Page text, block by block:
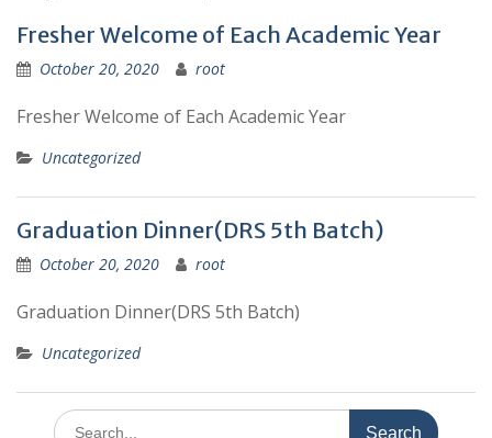
Fresher Welcome of Each Academic Year
October 20, 2020 root
Fresher Welcome of Each Academic Year
Uncategorized
Graduation Dinner(DRS 5th Batch)
October 20, 2020 root
Graduation Dinner(DRS 5th Batch)
Uncategorized
Search